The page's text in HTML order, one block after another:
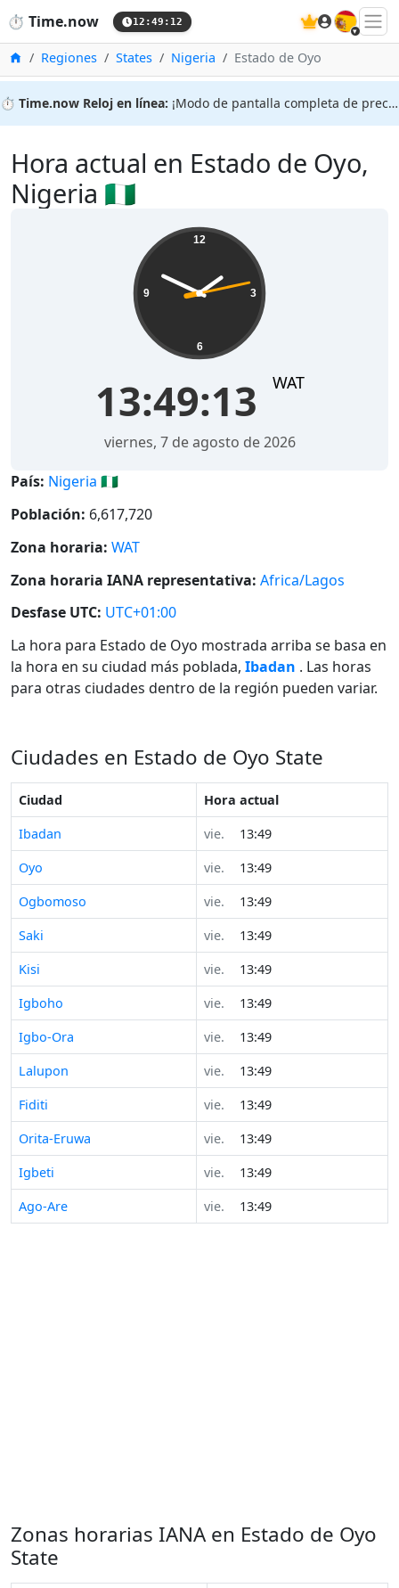
⏱️ Time.now 12:49:12 🇪🇸
InicioRegiones States Nigeria Estado de Oyo
⏱️ Time.now Reloj en línea: ¡Modo de pantalla completa de precisión!
Hora actual en Estado de Oyo,
Nigeria 🇳🇬
12
3
6
9
13:49:13 WAT
viernes, 7 de agosto de 2026
País: Nigeria 🇳🇬
Población: 6,617,720
Zona horaria: WAT
Zona horaria IANA representativa: Africa/Lagos
Desfase UTC: UTC+01:00
La hora para Estado de Oyo mostrada arriba se basa en
la hora en su ciudad más poblada, Ibadan . Las horas
para otras ciudades dentro de la región pueden variar.
Ciudades en Estado de Oyo State
Ciudad
Hora actual
Ibadan
vie.
13:49
Oyo
vie.
13:49
Ogbomoso
vie.
13:49
Saki
vie.
13:49
Kisi
vie.
13:49
Igboho
vie.
13:49
Igbo-Ora
vie.
13:49
Lalupon
vie.
13:49
Fiditi
vie.
13:49
Orita-Eruwa
vie.
13:49
Igbeti
vie.
13:49
Ago-Are
vie. 13:49
Zonas horarias IANA en Estado de Oyo
State